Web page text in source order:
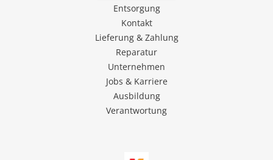
Entsorgung
Kontakt
Lieferung & Zahlung
Reparatur
Unternehmen
Jobs & Karriere
Ausbildung
Verantwortung